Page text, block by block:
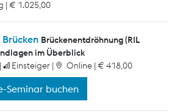
€ 1.025,00
Brückenentdröhnung (RIL
im Überblick
Einsteiger Online € 418,00
Seminar buchen